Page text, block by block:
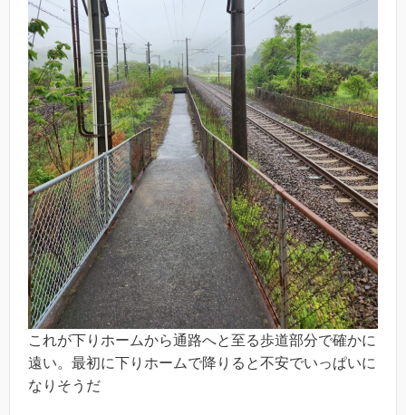
これが下りホームから通路へと至る歩道部分で確かに
遠い。最初に下りホームで降りると不安でいっぱいに
なりそうだ